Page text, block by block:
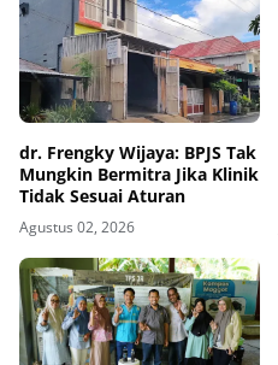
dr. Frengky Wijaya: BPJS Tak
Mungkin Bermitra Jika Klinik
Tidak Sesuai Aturan
Agustus 02, 2026